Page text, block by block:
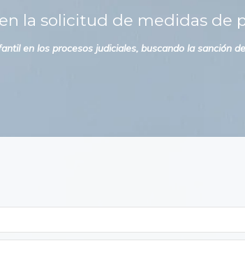
la solicitud de medidas de
en los procesos judiciales, buscando la sanción